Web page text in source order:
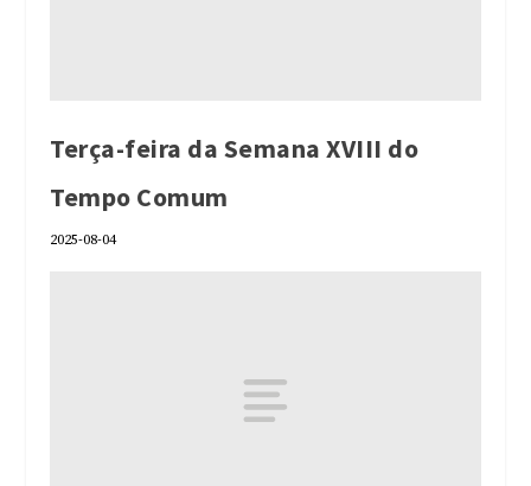
Terça-feira da Semana XVIII do
Tempo Comum
2025-08-04